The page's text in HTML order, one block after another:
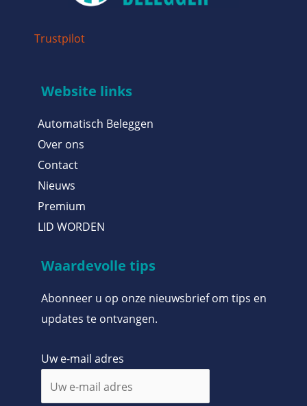
Trustpilot
Website links
Automatisch Beleggen
Over ons
Contact
Nieuws
Premium
LID WORDEN
Waardevolle tips
Abonneer u op onze nieuwsbrief om tips en
updates te ontvangen.
Uw e-mail adres